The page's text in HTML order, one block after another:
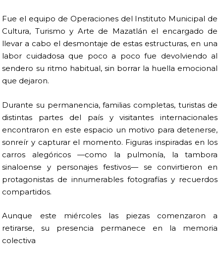
Fue el equipo de Operaciones del Instituto Municipal de
Cultura, Turismo y Arte de Mazatlán el encargado de
llevar a cabo el desmontaje de estas estructuras, en una
labor cuidadosa que poco a poco fue devolviendo al
sendero su ritmo habitual, sin borrar la huella emocional
que dejaron.
Durante su permanencia, familias completas, turistas de
distintas partes del país y visitantes internacionales
encontraron en este espacio un motivo para detenerse,
sonreír y capturar el momento. Figuras inspiradas en los
carros alegóricos —como la pulmonía, la tambora
sinaloense y personajes festivos— se convirtieron en
protagonistas de innumerables fotografías y recuerdos
compartidos.
Aunque este miércoles las piezas comenzaron a
retirarse, su presencia permanece en la memoria
colectiva